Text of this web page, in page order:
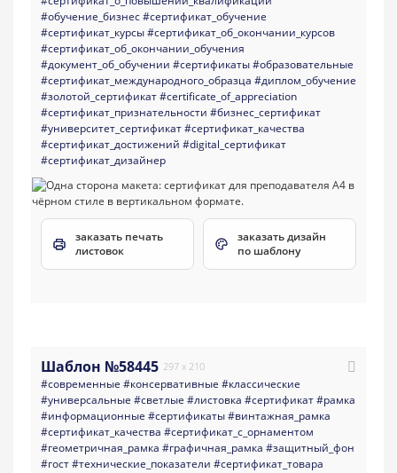
#обучение_бизнес#сертификат_обучение
#сертификат_курсы#сертификат_об_окончании_курсов
#сертификат_об_окончании_обучения
#документ_об_обучении #сертификаты#образовательные
#сертификат_международного_образца #диплом_обучение
#золотой_сертификат#certificate_of_appreciation
#сертификат_признательности #бизнес_сертификат
#университет_сертификат#сертификат_качества
#сертификат_достижений #digital_сертификат
#сертификат_дизайнер
заказать печать
листовок
заказать дизайн
по шаблону
Шаблон №58445 297 x 210
#современные #консервативные #классические
#универсальные #светлые #листовка #сертификат#рамка
#информационные #сертификаты#винтажная_рамка
#сертификат_качества #сертификат_с_орнаментом
#геометричная_рамка #графичная_рамка #защитный_фон
#гост#технические_показатели #сертификат_товара